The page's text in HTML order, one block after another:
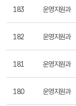
183 운영지원과
182 운영지원과
181 운영지원과
180 운영지원과